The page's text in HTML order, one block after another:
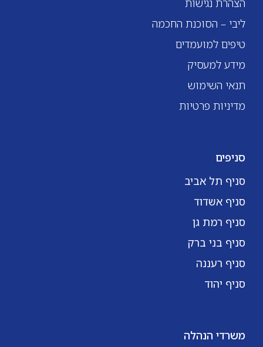
הצהרת נגישות
ליבי – הסוכנת החכמה
טיפים למועמדים
מידע למעסיק
תנאי השימוש
מדיניות פרטיות
סניפים
סניף תל אביב
סניף אשדוד
סניף רמת גן
סניף בני ברק
סניף רעננה
סניף יהוד
משרדי הנהלה